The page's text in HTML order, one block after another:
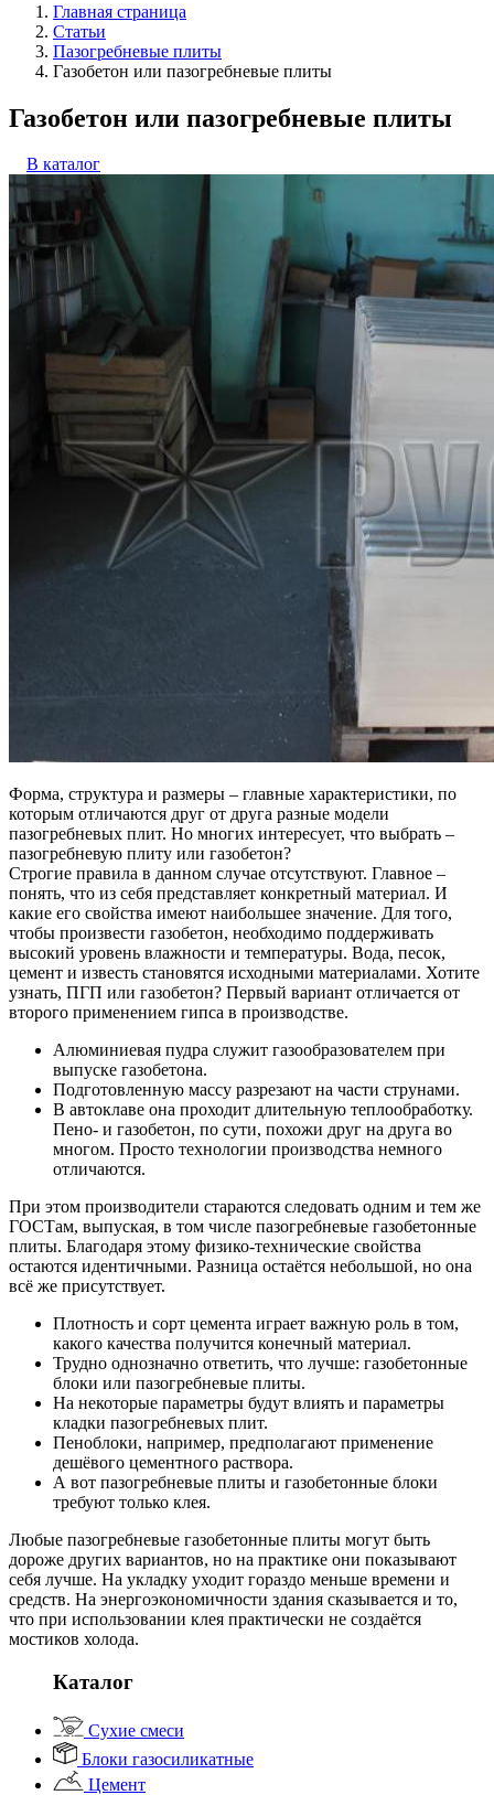
Главная страница
Статьи
Пазогребневые плиты
Газобетон или пазогребневые плиты
Газобетон или пазогребневые плиты
В каталог
Форма, структура и размеры – главные характеристики, по
которым отличаются друг от друга разные модели
пазогребневых плит. Но многих интересует, что выбрать –
пазогребневую плиту или газобетон?
Строгие правила в данном случае отсутствуют. Главное –
понять, что из себя представляет конкретный материал. И
какие его свойства имеют наибольшее значение. Для того,
чтобы произвести газобетон, необходимо поддерживать
высокий уровень влажности и температуры. Вода, песок,
цемент и известь становятся исходными материалами. Хотите
узнать, ПГП или газобетон? Первый вариант отличается от
второго применением гипса в производстве.
Алюминиевая пудра служит газообразователем при
выпуске газобетона.
Подготовленную массу разрезают на части струнами.
В автоклаве она проходит длительную теплообработку.
Пено- и газобетон, по сути, похожи друг на друга во
многом. Просто технологии производства немного
отличаются.
При этом производители стараются следовать одним и тем же
ГОСТам, выпуская, в том числе пазогребневые газобетонные
плиты. Благодаря этому физико-технические свойства
остаются идентичными. Разница остаётся небольшой, но она
всё же присутствует.
Плотность и сорт цемента играет важную роль в том,
какого качества получится конечный материал.
Трудно однозначно ответить, что лучше: газобетонные
блоки или пазогребневые плиты.
На некоторые параметры будут влиять и параметры
кладки пазогребневых плит.
Пеноблоки, например, предполагают применение
дешёвого цементного раствора.
А вот пазогребневые плиты и газобетонные блоки
требуют только клея.
Любые пазогребневые газобетонные плиты могут быть
дороже других вариантов, но на практике они показывают
себя лучше. На укладку уходит гораздо меньше времени и
средств. На энергоэкономичности здания сказывается и то,
что при использовании клея практически не создаётся
мостиков холода.
Каталог
Сухие смеси
Блоки газосиликатные
Цемент